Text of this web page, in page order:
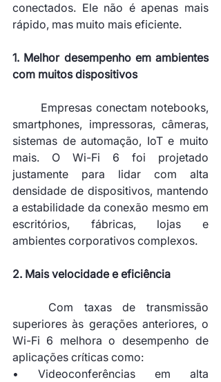
conectados. Ele não é apenas mais
rápido, mas muito mais eficiente.
1. Melhor desempenho em ambientes
com muitos dispositivos
smartphones, impressoras, câmeras,
sistemas de automação, IoT e muito
mais. O Wi-Fi 6 foi projetado
justamente para lidar com alta
densidade de dispositivos, mantendo
a estabilidade da conexão mesmo em
escritórios, fábricas, lojas e
ambientes corporativos complexos.
2. Mais velocidade e eficiência
superiores às gerações anteriores, o
Wi-Fi 6 melhora o desempenho de
aplicações críticas como:
• Videoconferências em alta